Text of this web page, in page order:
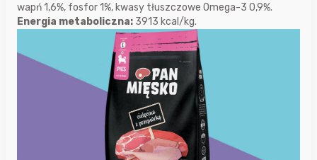
wapń 1,6%, fosfor 1%, kwasy tłuszczowe Omega-3 0,9%.
Energia metaboliczna: 3913 kcal/kg.